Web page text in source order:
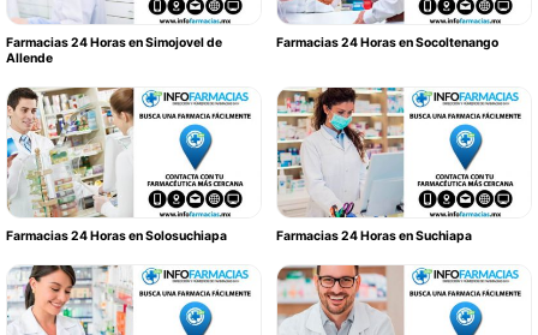
Farmacias 24 Horas en Simojovel de
Allende
Farmacias 24 Horas en Socoltenango
Farmacias 24 Horas en Solosuchiapa Farmacias 24 Horas en Suchiapa